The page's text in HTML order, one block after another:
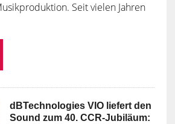
Seit vielen Jahren
dBTechnologies VIO liefert den
Sound zum 40. CCR-Jubiläum: